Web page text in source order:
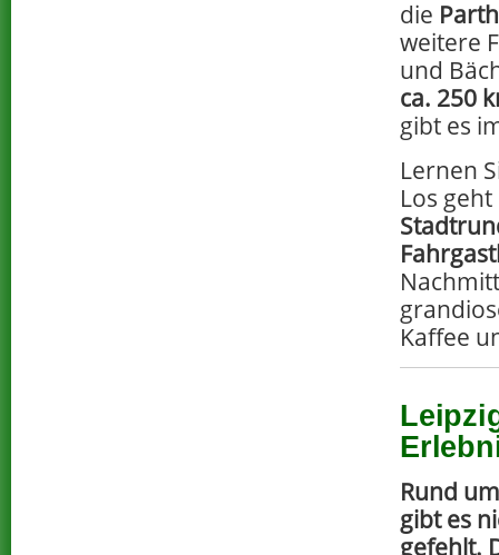
die
weitere
und
ca. 250
gibt es
Lernen
Los
Kaffee
Rund
gibt es
gefehlt.